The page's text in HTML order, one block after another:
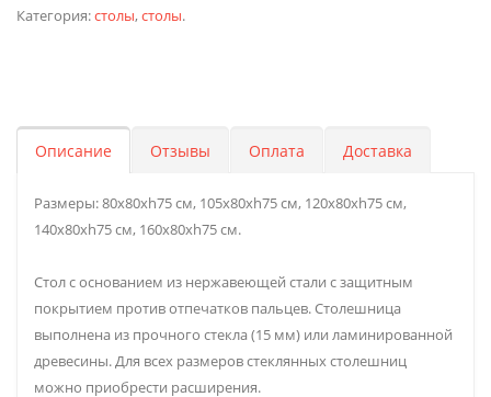
Категория:столы,столы.
Описание Отзывы Оплата Доставка
Размеры: 80x80xh75 см, 105x80xh75 см, 120x80xh75 см,
140x80xh75 см, 160x80xh75 см.
Стол с основанием из нержавеющей стали с защитным
покрытием против отпечатков пальцев. Столешница
выполнена из прочного стекла (15 мм) или ламинированной
древесины. Для всех размеров стеклянных столешниц
можно приобрести расширения.